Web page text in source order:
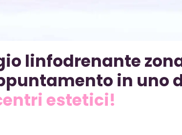
linfodrenante
in uno
estetici!